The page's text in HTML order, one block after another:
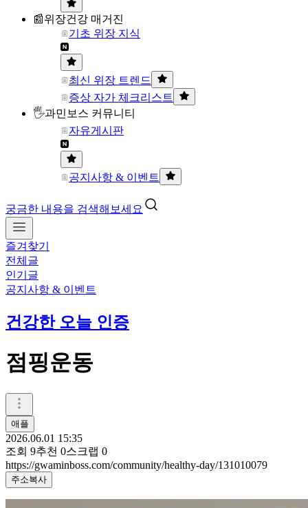
📰위장건강 매거진
기초 위장 지식
최신 위장 트렌드
증상 자가 체크리스트
🖐과민보스 커뮤니티
자유게시판
공지사항 & 이벤트
궁금한 내용을 검색해보세요
즐겨찾기
전체글
인기글
공지사항 & 이벤트
건강한 오늘 인증
점핑운동
애플
2026.06.01 15:35
조회 9추천 0스크랩 0
https://gwaminboss.com/community/healthy-day/131010079
주소복사